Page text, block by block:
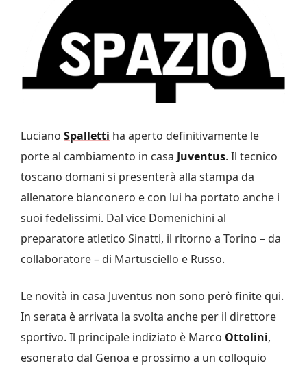
Luciano Spalletti ha aperto definitivamente le
porte al cambiamento in casa Juventus. Il tecnico
toscano domani si presenterà alla stampa da
allenatore bianconero e con lui ha portato anche i
suoi fedelissimi. Dal vice Domenichini al
preparatore atletico Sinatti, il ritorno a Torino – da
collaboratore – di Martusciello e Russo.
Le novità in casa Juventus non sono però finite qui.
In serata è arrivata la svolta anche per il direttore
sportivo. Il principale indiziato è Marco Ottolini,
esonerato dal Genoa e prossimo a un colloquio